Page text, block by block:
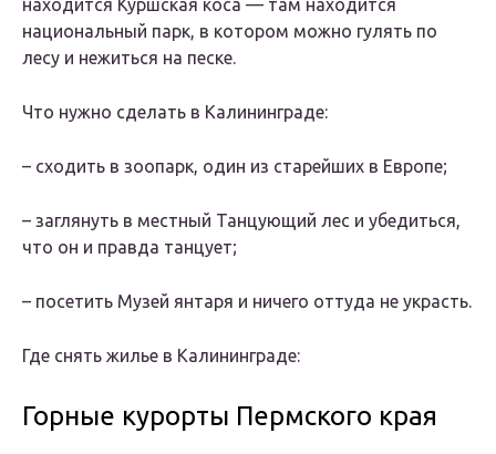
находится Куршская коса — там находится
национальный парк, в котором можно гулять по
лесу и нежиться на песке.
Что нужно сделать в Калининграде:
– сходить в зоопарк, один из старейших в Европе;
– заглянуть в местный Танцующий лес и убедиться,
что он и правда танцует;
– посетить Музей янтаря и ничего оттуда не украсть.
Где снять жилье в Калининграде:
Горные курорты Пермского края